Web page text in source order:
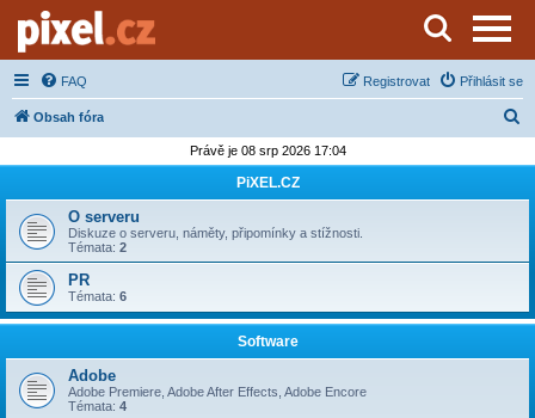
Server o natáčení a zpracování videa
FAQ Přihlásit se
Registrovat
Obsah fóra
d
t
Právě je 08 srp 2026 17:04
PiXEL.CZ
O serveru
Diskuze o serveru, náměty, připomínky a stížnosti.
Témata: 2
PR
Témata: 6
Software
Adobe
Adobe Premiere, Adobe After Effects, Adobe Encore
Témata: 4